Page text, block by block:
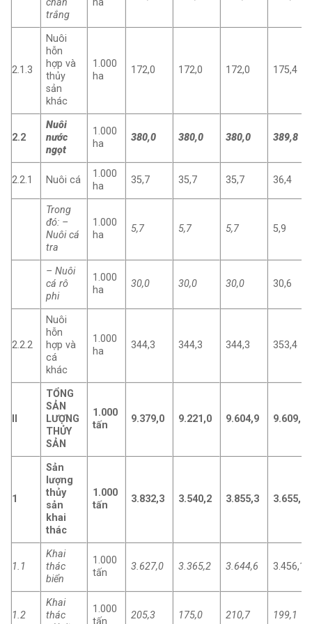
trắng
2.1.3
Nuôi
hỗn
hợp và
thủy
sản
khác
1.000
ha
172,0 172,0 172,0 175,4
2.2
Nuôi
nước
ngọt
1.000
ha
380,0 380,0 380,0 389,8
2.2.1 Nuôi cá
1.000
ha
35,7 35,7 35,7 36,4
Trong
đó: –
Nuôi cá
tra
1.000
ha
5,7 5,7 5,7 5,9
– Nuôi
cá rô
phi
1.000
ha
30,0 30,0 30,0 30,6
2.2.2
Nuôi
hỗn
hợp và
cá
khác
1.000
ha
344,3 344,3 344,3 353,4
TỔNG
SẢN
LƯỢNG
THỦY
SẢN
1.000
tấn
9.379,0 9.221,0 9.604,9 9.609,1
1
Sản
lượng
thủy
sản
khai
thác
1.000
tấn
3.832,3 3.540,2 3.855,3 3.655,2
1.1
Khai
thác
biển
1.000
tấn
3.627,0 3.365,2 3.644,6 3.456,1
1.2
Khai
thác
1.000
tấn
205,3 175,0 210,7 199,1